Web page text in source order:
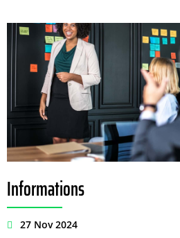
Informations
27 Nov 2024